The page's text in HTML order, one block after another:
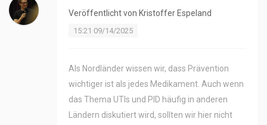
Veröffentlicht von Kristoffer Espeland
15:21 09/14/2025
Als Nordländer wissen wir, dass Prävention
wichtiger ist als jedes Medikament. Auch wenn
das Thema UTIs und PID häufig in anderen
Ländern diskutiert wird, sollten wir hier nicht